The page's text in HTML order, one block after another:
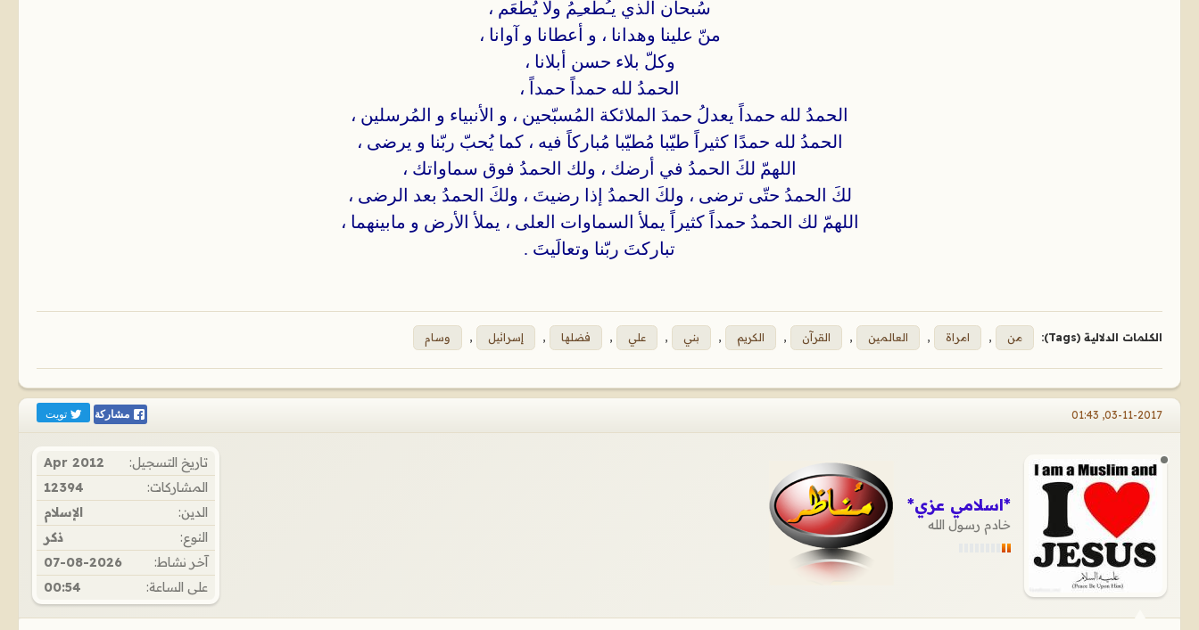
سُبحان الذي يـُطعـِمُ ولا يُطعَم ،
منّ علينا وهدانا ، و أعطانا و آوانا ،
وكلّ بلاء حسن أبلانا ،
الحمدُ لله حمداً حمداً ،
الحمدُ لله حمداً يعدلُ حمدَ الملائكة المُسبّحين ، و الأنبياء و المُرسلين ،
الحمدُ لله حمدًا كثيراً طيّبا مُطيّبا مُباركاً فيه ، كما يُحبّ ربّنا و يرضى ،
اللهمّ لكَ الحمدُ في أرضك ، ولك الحمدُ فوق سماواتك ،
لكَ الحمدُ حتّى ترضى ، ولكَ الحمدُ إذا رضيتَ ، ولكَ الحمدُ بعد الرضى ،
اللهمّ لك الحمدُ حمداً كثيراً يملأ السماوات العلى ، يملأ الأرض و مابينهما ،
تباركتَ ربّنا وتعالَيتَ .
الكلمات الدلالية (Tags): من , امراة , العالمين , القرآن , الكريم , بني , علي , فضلها , إسرائيل , وسام
03-11-2017, 01:43 مشاركة تويت
*اسلامي عزي*
خادم رسول الله
تاريخ التسجيل:
Apr 2012
المشاركات:
12394
الدين:
الإسلام
النوع:
ذكر
آخر نشاط:
07-08-2026
على الساعة:
00:54